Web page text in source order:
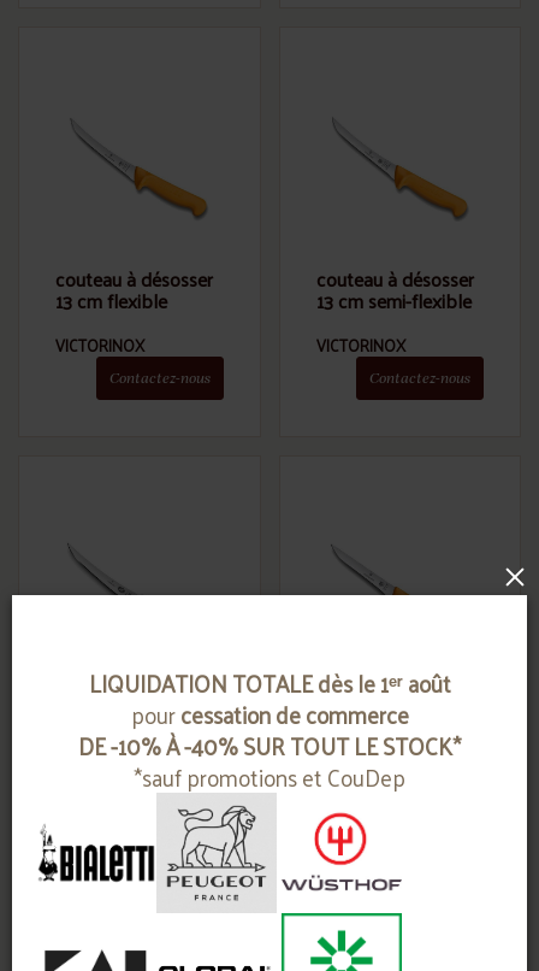
couteau à désosser
13 cm flexible
VICTORINOX
Contactez-nous
couteau à désosser
13 cm semi-flexible
VICTORINOX
Contactez-nous
couteau à désosser
15 cm superflex
VICTORINOX
Contactez-nous
couteau à désosser
16 cm
VICTORINOX
×
LIQUIDATION TOTALE dès le 1ᵉʳ août
pourcessation de commerce
DE -10% À -40% SUR TOUT LE STOCK*
*sauf promotions et CouDep